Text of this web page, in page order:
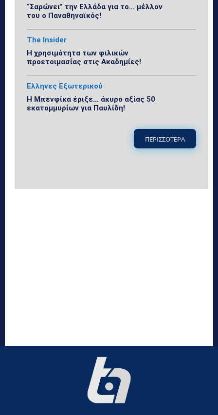
“Σαρώνει” την Ελλάδα για το… μέλλον
του ο Παναθηναϊκός!
The Insider
Η χρησιμότητα των φιλικών
προετοιμασίας στις Ακαδημίες!
Ελληνες Εξωτερικού
Η Μπενφίκα έριξε… άκυρο αξίας 50
εκατομμυρίων για Παυλίδη!
ΠΕΡΙΣΣΟΤΕΡΑ